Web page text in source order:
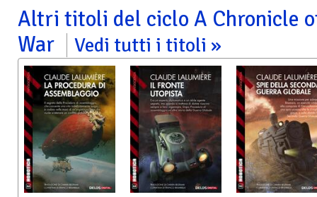
Altri titoli del ciclo A Chronicle
War
Vedi tutti i titoli